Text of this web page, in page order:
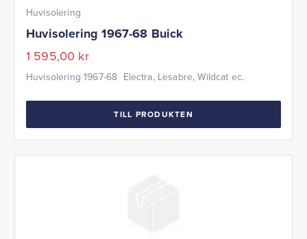
Huvisolering
Huvisolering 1967-68 Buick
1 595,00 kr
Huvisolering 1967-68 Electra, Lesabre, Wildcat ec.
TILL PRODUKTEN